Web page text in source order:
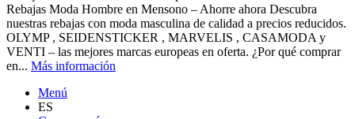
Rebajas Moda Hombre en Mensono – Ahorre ahora Descubra
nuestras rebajas con moda masculina de calidad a precios reducidos.
OLYMP , SEIDENSTICKER , MARVELIS , CASAMODA y
VENTI – las mejores marcas europeas en oferta. ¿Por qué comprar
en... Más información
Menú
ES